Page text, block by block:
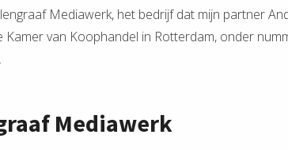
Mediawerk, het bedrijf dat mijn partner
van Koophandel in Rotterdam, onder
Mediawerk